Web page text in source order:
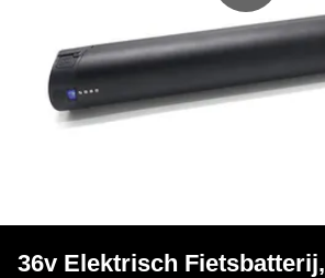
36v Elektrisch Fietsbatterij,